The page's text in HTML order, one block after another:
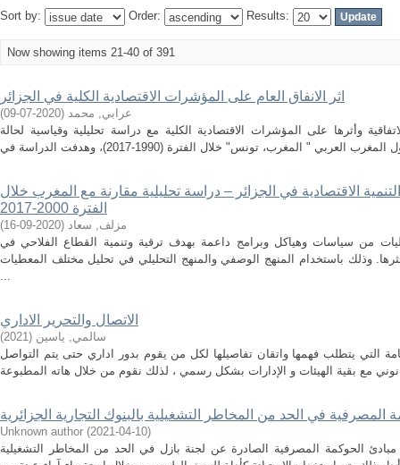
Sort by: Order: Results:
Now showing items 21-40 of 391
اثر الانفاق العام على المؤشرات الاقتصادية الكلية في الجزائر
عرابي, محمد (
2020-07-09
)
وأثرها على المؤشرات الاقتصادية الكلية مع دراسة تحليلية وقياسية لحالة
الاقتصادية في الجزائر – دراسة تحليلية مقارنة مع المغرب خلال
الفترة 2000-2017
مزلف, سعاد (
2020-09-16
)
من سياسات وهياكل وبرامج داعمة بهدف ترقية وتنمية القطاع الفلاحي في
وذلك باستخدام المنهج الوصفي والمنهج التحليلي في تحليل مختلف المعطيات
...
الاتصال والتحرير الاداري
سالمي, ياسين (
2021
)
التي يتطلب فهمها واتقان تفاصيلها لكل من يقوم بدور اداري حتى يتم التواصل
المصرفية في الحد من المخاطر التشغيلية بالبنوك التجارية الجزائرية
Unknown author (2021-04-10)
الحوكمة المصرفية الصادرة عن لجنة بازل في الحد من المخاطر التشغيلية